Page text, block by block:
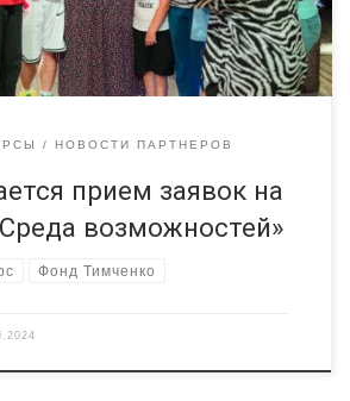
работающие […]
НОВОСТИ ПАРТНЕРОВ
прием заявок на
возможностей»
Фонд Тимченко